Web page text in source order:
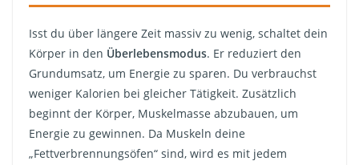
Isst du über längere Zeit massiv zu wenig, schaltet dein
Körper in den Überlebensmodus. Er reduziert den
Grundumsatz, um Energie zu sparen. Du verbrauchst
weniger Kalorien bei gleicher Tätigkeit. Zusätzlich
beginnt der Körper, Muskelmasse abzubauen, um
Energie zu gewinnen. Da Muskeln deine
„Fettverbrennungsöfen“ sind, wird es mit jedem